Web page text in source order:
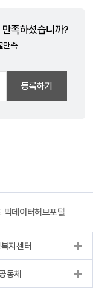
족하셨습니까?
만족
등록하기
빅데이터허브포털
지센터
동체